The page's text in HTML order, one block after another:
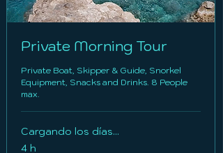
Private Morning Tour
Private Boat, Skipper & Guide, Snorkel
Equipment, Snacks and Drinks. 8 People
max.
Cargando los días...
4 h